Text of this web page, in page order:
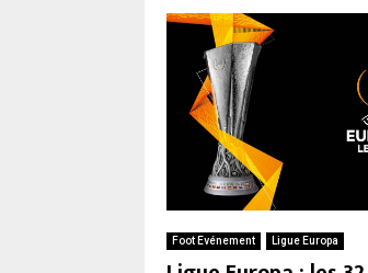
Foot Evénement Ligue Europa